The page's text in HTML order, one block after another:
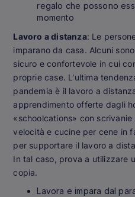
regalo che possono
momento
Lavoro a distanza: Le
imparano da casa. Alcuni
sicuro e confortevole in cui
proprie case. L'ultima
pandemia è il lavoro a
apprendimento offerte dagli
«schoolcations» con
velocità e cucine per cene in
per supportare il lavoro a
In tal caso, prova a utilizzare
copia.
Lavora e impara dal